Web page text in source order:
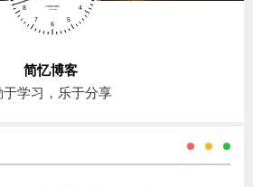
简忆博客
于学习，乐于分享